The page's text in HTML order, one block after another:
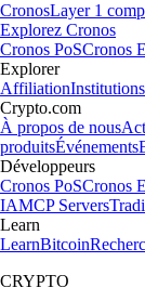
CronosLayer 1
Explorez Cronos
Cronos PoSCronos
Explorer
AffiliationInstitutions
Crypto.com
À propos de nous
produitsÉvénements
Développeurs
Cronos PoSCronos
IAMCP Servers
Learn
LearnBitcoin
CRYPTO